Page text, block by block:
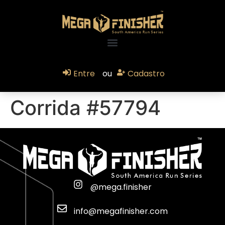
Entre ou Cadastro
Corrida #57794
@mega.finisher
info@megafinisher.com